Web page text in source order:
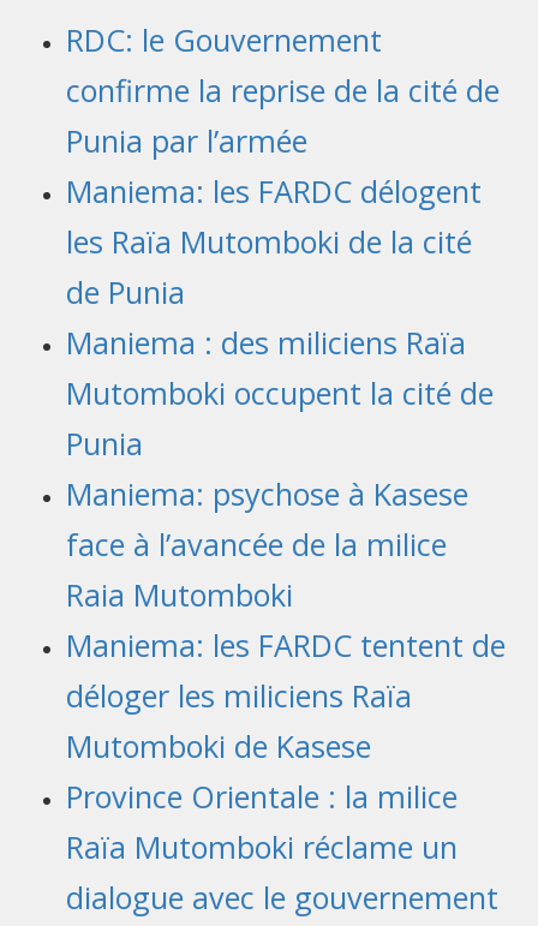
RDC: le Gouvernement
confirme la reprise de la cité de
Punia par l’armée
Maniema: les FARDC délogent
les Raïa Mutomboki de la cité
de Punia
Maniema : des miliciens Raïa
Mutomboki occupent la cité de
Punia
Maniema: psychose à Kasese
face à l’avancée de la milice
Raia Mutomboki
Maniema: les FARDC tentent de
déloger les miliciens Raïa
Mutomboki de Kasese
Province Orientale : la milice
Raïa Mutomboki réclame un
dialogue avec le gouvernement